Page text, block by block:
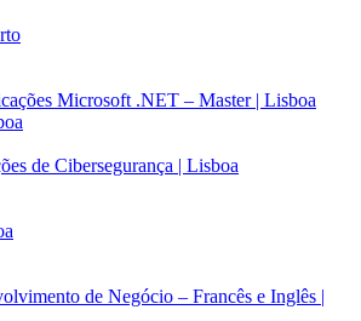
Microsoft .NET – Master | Lisboa
de Cibersegurança | Lisboa
de Negócio – Francês e Inglês |